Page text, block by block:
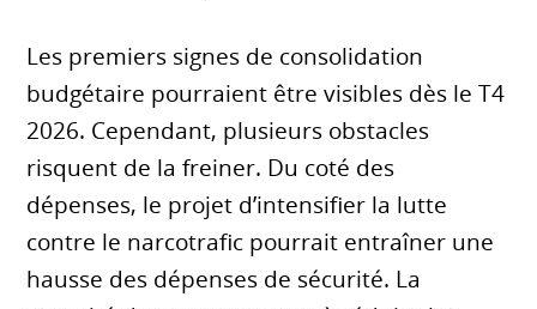
Les premiers signes de consolidation
budgétaire pourraient être visibles dès le T4
2026. Cependant, plusieurs obstacles
risquent de la freiner. Du coté des
dépenses, le projet d’intensifier la lutte
contre le narcotrafic pourrait entraîner une
hausse des dépenses de sécurité. La